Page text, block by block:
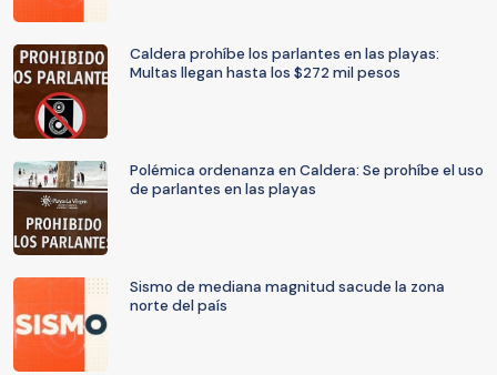
Caldera prohíbe los parlantes en las playas:
Multas llegan hasta los $272 mil pesos
Polémica ordenanza en Caldera: Se prohíbe el uso
de parlantes en las playas
Sismo de mediana magnitud sacude la zona
norte del país